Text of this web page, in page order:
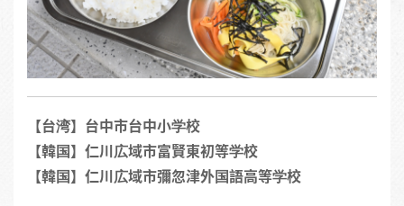
【台湾】台中市台中小学校
【韓国】仁川広域市富賢東初等学校
【韓国】仁川広域市彌忽津外国語高等学校